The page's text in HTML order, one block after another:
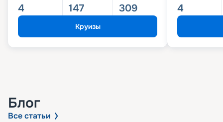
4 147 309
Круизы
4
Блог
Все статьи